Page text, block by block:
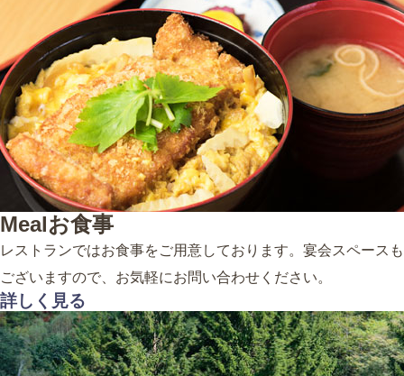
Mealお食事
レストランではお食事をご用意しております。宴会スペースも
ございますので、お気軽にお問い合わせください。
詳しく見る